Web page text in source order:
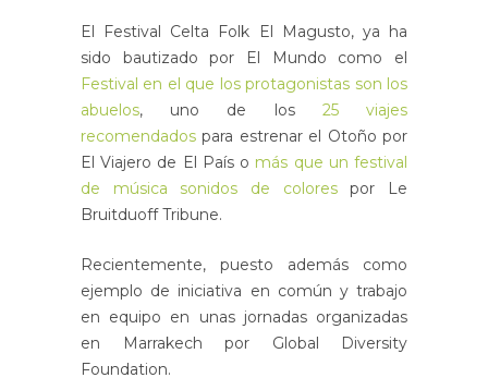
El Festival Celta Folk El Magusto, ya ha
sido bautizado por El Mundo como el
Festival en el que los protagonistas son los
abuelos, uno de los 25 viajes
recomendados para estrenar el Otoño por
El Viajero de El País o más que un festival
de música sonidos de colorespor Le
Bruitduoff Tribune.
Recientemente, puesto además como
ejemplo de iniciativa en común y trabajo
en equipo en unas jornadas organizadas
en Marrakech por Global Diversity
Foundation.